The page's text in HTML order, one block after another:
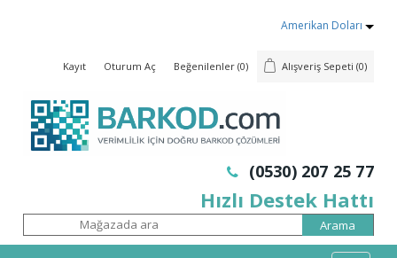
Amerikan Doları
Kayıt Oturum Aç Beğenilenler (0) Alışveriş Sepeti (0)
(0530) 207 25 77
Hızlı Destek Hattı